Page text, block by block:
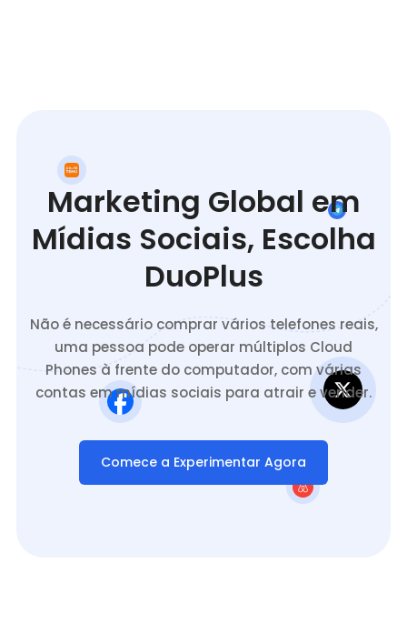
Marketing Global em
Mídias Sociais, Escolha
DuoPlus
Não é necessário comprar vários telefones reais,
uma pessoa pode operar múltiplos Cloud
Phones à frente do computador, com várias
contas em mídias sociais para atrair e vender.
Comece a Experimentar Agora